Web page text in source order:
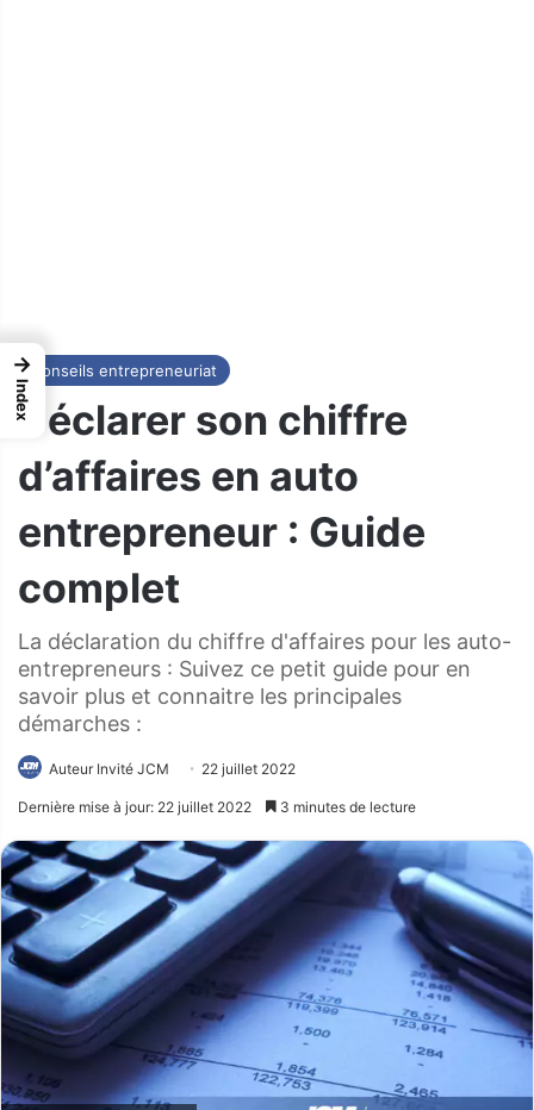
Conseils entrepreneuriat
Déclarer son chiffre
d’affaires en auto
entrepreneur : Guide
complet
La déclaration du chiffre d'affaires pour les auto-
entrepreneurs : Suivez ce petit guide pour en
savoir plus et connaitre les principales
démarches :
Auteur Invité JCM 22 juillet 2022
Dernière mise à jour: 22 juillet 2022 3 minutes de lecture
→
Index